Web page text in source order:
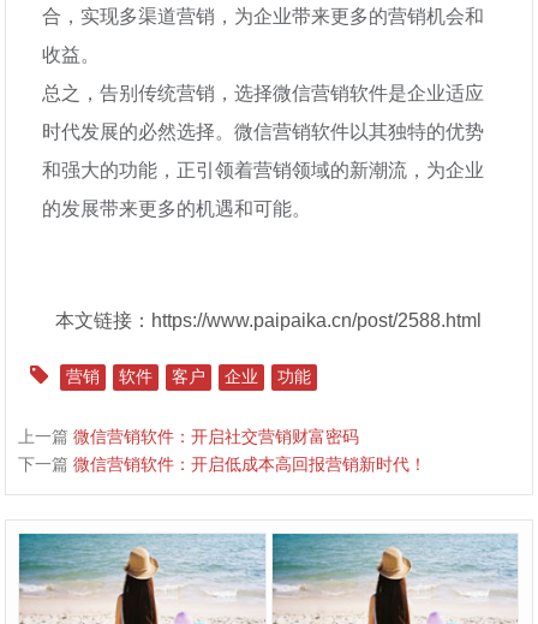
合，实现多渠道营销，为企业带来更多的营销机会和
收益。
总之，告别传统营销，选择微信营销软件是企业适应
时代发展的必然选择。微信营销软件以其独特的优势
和强大的功能，正引领着营销领域的新潮流，为企业
的发展带来更多的机遇和可能。
本文链接：https://www.paipaika.cn/post/2588.html
营销 软件 客户 企业 功能
上一篇微信营销软件：开启社交营销财富密码
下一篇微信营销软件：开启低成本高回报营销新时代！